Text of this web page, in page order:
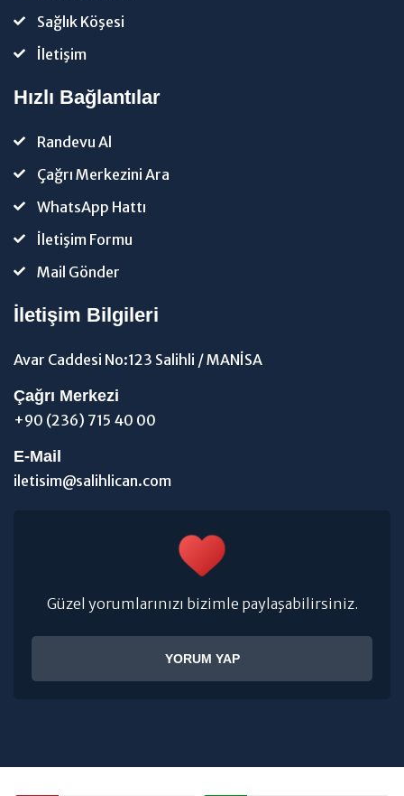
Sağlık Köşesi
İletişim
Hızlı Bağlantılar
Randevu Al
Çağrı Merkezini Ara
WhatsApp Hattı
İletişim Formu
Mail Gönder
İletişim Bilgileri
Avar Caddesi No:123 Salihli / MANİSA
Çağrı Merkezi
+90 (236) 715 40 00
E-Mail
iletisim@salihlican.com
Güzel yorumlarınızı bizimle paylaşabilirsiniz.
YORUM YAP